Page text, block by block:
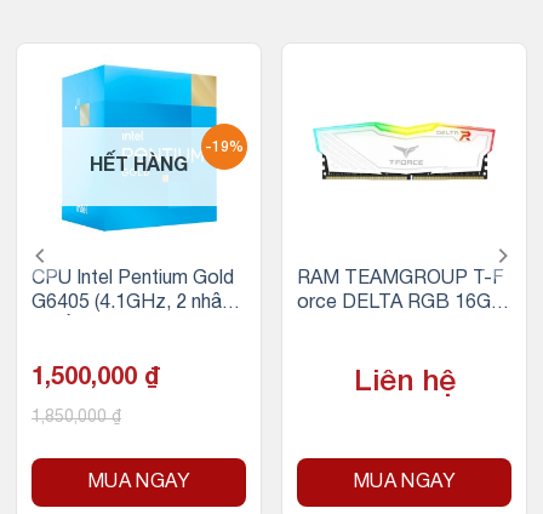
-19%
HẾT HÀNG
CPU Intel Pentium Gold
G6405 (4.1GHz, 2 nhân
200
1,500,000 ₫
1,850,000₫
MUA NGAY
RAM TEAMGROUP T-F
orce DELTA RGB 16GB
Liên hệ
MUA NGAY